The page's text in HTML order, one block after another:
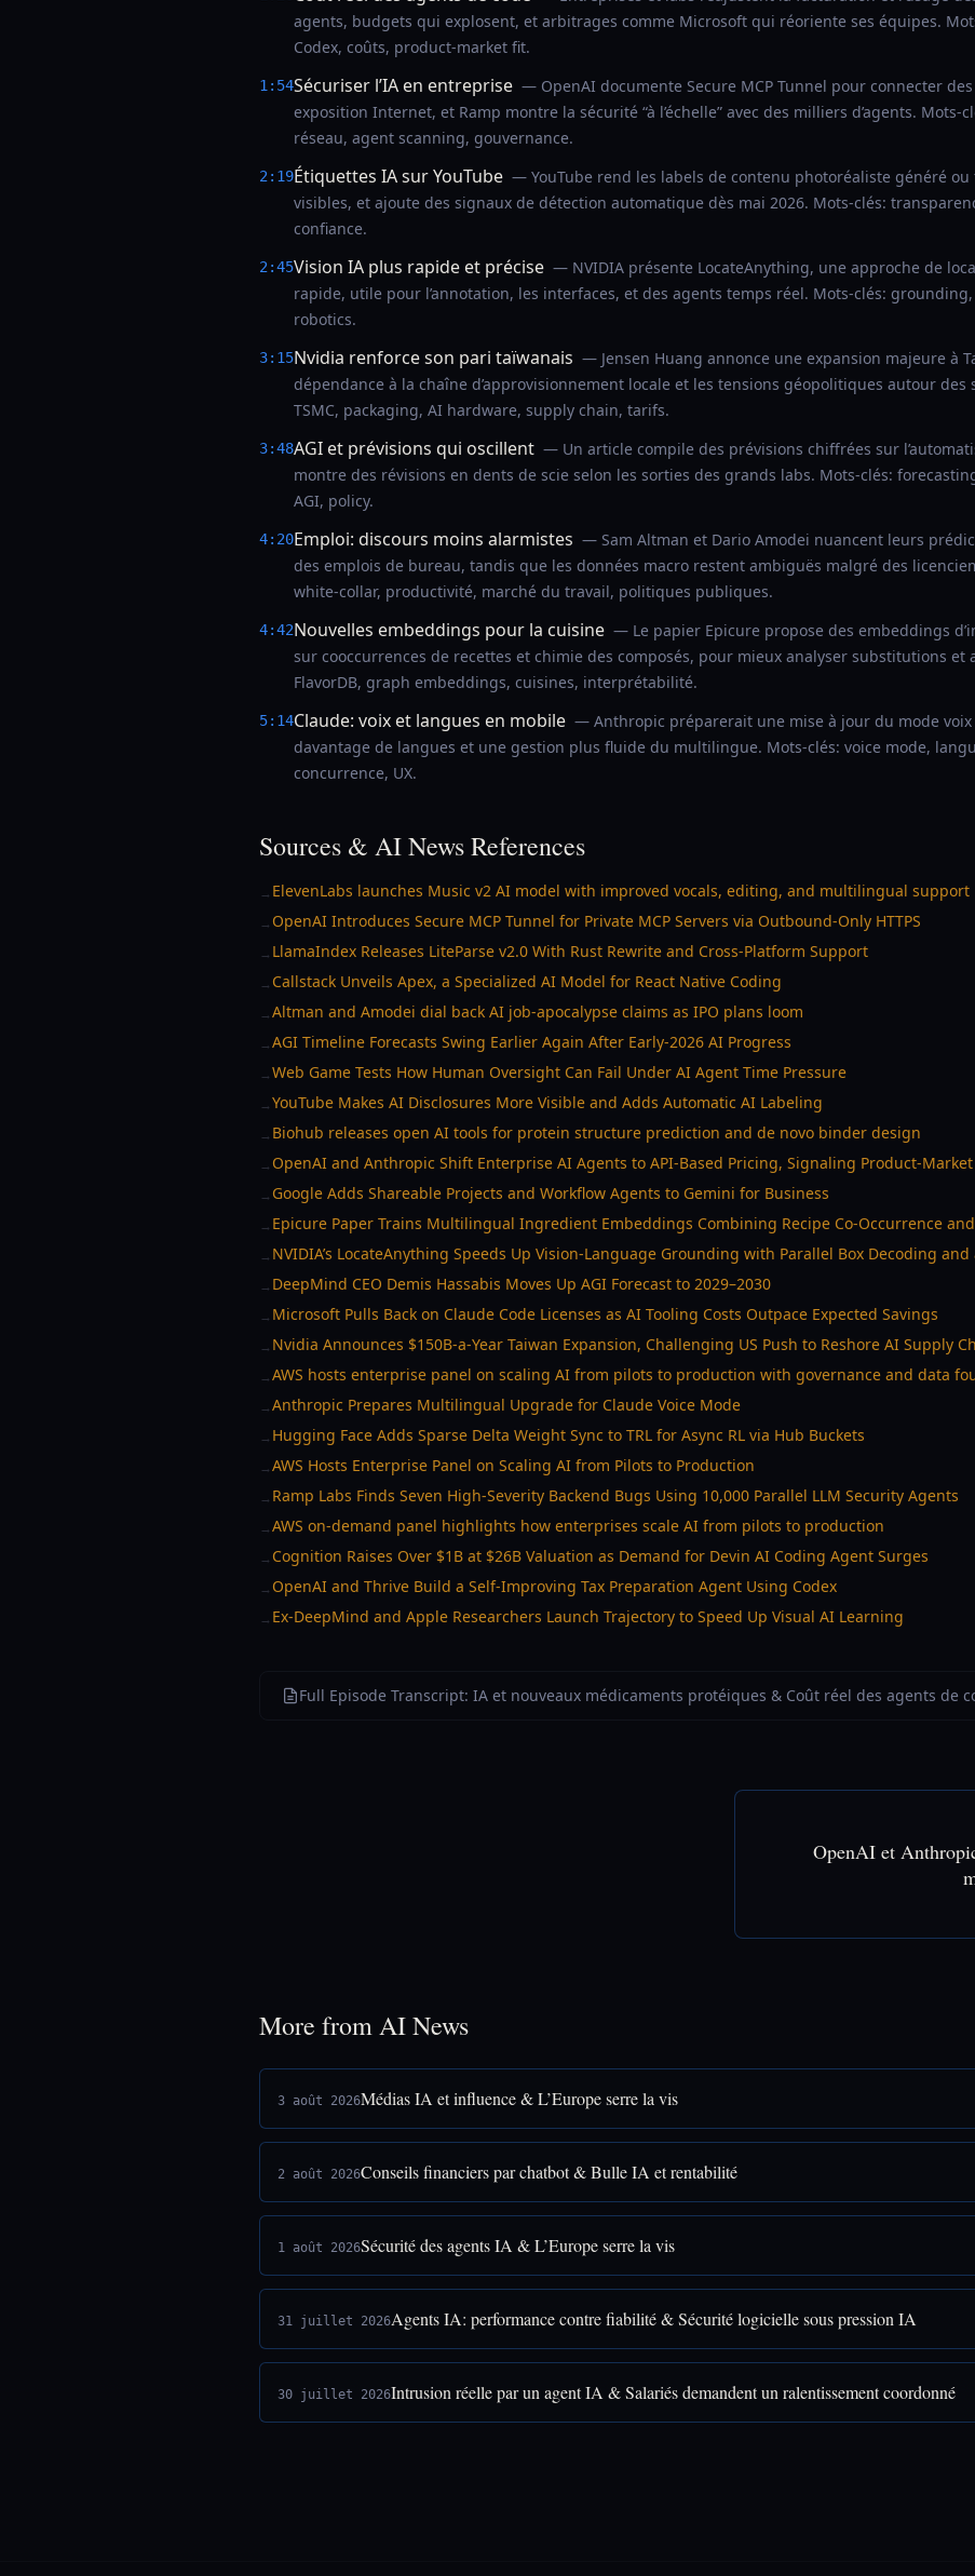
agents, budgets qui explosent, et arbitrages comme Microsoft qui réoriente ses équipes.
Codex, coûts, product-market fit.
1:54Sécuriser l’IA en entreprise — OpenAI documente Secure MCP Tunnel pour connecter
exposition Internet, et Ramp montre la sécurité “à l’échelle” avec des milliers d’agents. Mots-
réseau, agent scanning, gouvernance.
2:19Étiquettes IA sur YouTube — YouTube rend les labels de contenu photoréaliste généré
visibles, et ajoute des signaux de détection automatique dès mai 2026. Mots-clés:
confiance.
2:45Vision IA plus rapide et précise — NVIDIA présente LocateAnything, une approche de
rapide, utile pour l’annotation, les interfaces, et des agents temps réel. Mots-clés:
robotics.
3:15Nvidia renforce son pari taïwanais — Jensen Huang annonce une expansion majeure à
dépendance à la chaîne d’approvisionnement locale et les tensions géopolitiques autour des
TSMC, packaging, AI hardware, supply chain, tarifs.
3:48AGI et prévisions qui oscillent — Un article compile des prévisions chiffrées sur
montre des révisions en dents de scie selon les sorties des grands labs. Mots-clés:
AGI, policy.
4:20Emploi: discours moins alarmistes — Sam Altman et Dario Amodei nuancent leurs
des emplois de bureau, tandis que les données macro restent ambiguës malgré des
white-collar, productivité, marché du travail, politiques publiques.
4:42Nouvelles embeddings pour la cuisine — Le papier Epicure propose des embeddings
sur cooccurrences de recettes et chimie des composés, pour mieux analyser substitutions et
FlavorDB, graph embeddings, cuisines, interprétabilité.
5:14Claude: voix et langues en mobile — Anthropic préparerait une mise à jour du mode voix
davantage de langues et une gestion plus fluide du multilingue. Mots-clés: voice mode,
concurrence, UX.
Sources & AI News References
→ ElevenLabs launches Music v2 AI model with improved vocals, editing, and multilingual support
→ OpenAI Introduces Secure MCP Tunnel for Private MCP Servers via Outbound-Only HTTPS
→ LlamaIndex Releases LiteParse v2.0 With Rust Rewrite and Cross-Platform Support
→ Callstack Unveils Apex, a Specialized AI Model for React Native Coding
→Altman and Amodei dial back AI job-apocalypse claims as IPO plans loom
→AGI Timeline Forecasts Swing Earlier Again After Early-2026 AI Progress
→Web Game Tests How Human Oversight Can Fail Under AI Agent Time Pressure
→YouTube Makes AI Disclosures More Visible and Adds Automatic AI Labeling
→ Biohub releases open AI tools for protein structure prediction and de novo binder design
→ OpenAI and Anthropic Shift Enterprise AI Agents to API-Based Pricing, Signaling Product-
→ Google Adds Shareable Projects and Workflow Agents to Gemini for Business
→ Epicure Paper Trains Multilingual Ingredient Embeddings Combining Recipe Co-Occurrence
→ NVIDIA’s LocateAnything Speeds Up Vision-Language Grounding with Parallel Box Decoding
→ DeepMind CEO Demis Hassabis Moves Up AGI Forecast to 2029–2030
→ Microsoft Pulls Back on Claude Code Licenses as AI Tooling Costs Outpace Expected Savings
→ Nvidia Announces $150B-a-Year Taiwan Expansion, Challenging US Push to Reshore AI Supply
→AWS hosts enterprise panel on scaling AI from pilots to production with governance and data
→Anthropic Prepares Multilingual Upgrade for Claude Voice Mode
→ Hugging Face Adds Sparse Delta Weight Sync to TRL for Async RL via Hub Buckets
→AWS Hosts Enterprise Panel on Scaling AI from Pilots to Production
→ Ramp Labs Finds Seven High-Severity Backend Bugs Using 10,000 Parallel LLM Security Agents
→AWS on-demand panel highlights how enterprises scale AI from pilots to production
→ Cognition Raises Over $1B at $26B Valuation as Demand for Devin AI Coding Agent Surges
→ OpenAI and Thrive Build a Self-Improving Tax Preparation Agent Using Codex
→ Ex-DeepMind and Apple Researchers Launch Trajectory to Speed Up Visual AI Learning
Full Episode Transcript: IA et nouveaux médicaments protéiques & Coût réel des agents de
OpenAI et
More from AI News
3 août 2026Médias IA et influence & L’Europe serre la vis
2 août 2026Conseils financiers par chatbot & Bulle IA et rentabilité
1 août 2026Sécurité des agents IA & L’Europe serre la vis
31 juillet 2026Agents IA: performance contre fiabilité & Sécurité logicielle sous pression IA
30 juillet 2026Intrusion réelle par un agent IA & Salariés demandent un ralentissement coordonné